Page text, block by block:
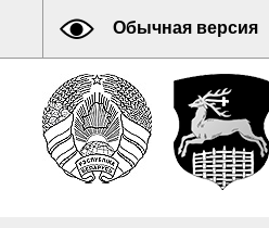
Обычная версия